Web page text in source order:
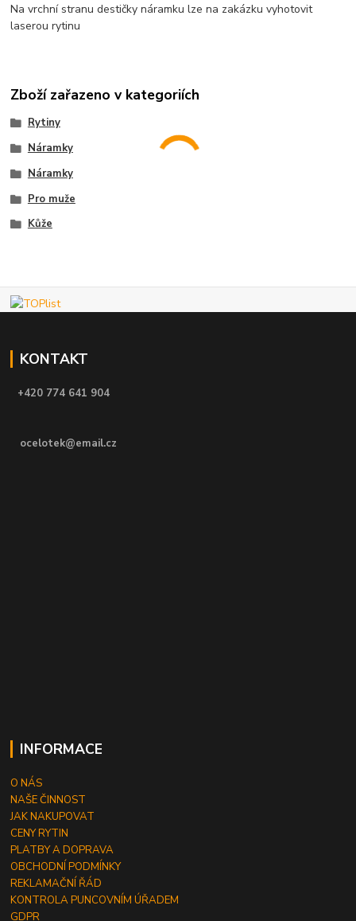
Na vrchní stranu destičky náramku lze na zakázku vyhotovit
laserou rytinu
Zboží zařazeno v kategoriích
Rytiny
Náramky
Náramky
Pro muže
Kůže
KONTAKT
+420 774 641 904
ocelotek@email.cz
INFORMACE
O NÁS
NAŠE ČINNOST
JAK NAKUPOVAT
CENY RYTIN
PLATBY A DOPRAVA
OBCHODNÍ PODMÍNKY
REKLAMAČNÍ ŘÁD
KONTROLA PUNCOVNÍM ÚŘADEM
GDPR